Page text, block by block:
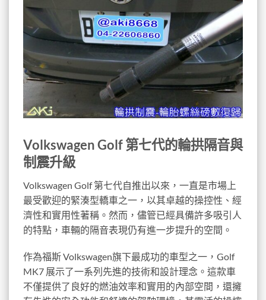
Volkswagen Golf 第七代的輪拱隔音與
制震升級
Volkswagen Golf 第七代自推出以來，一直是市場上
最受歡迎的緊湊型轎車之一，以其卓越的操控性、經
濟性和實用性著稱。然而，儘管已經具備許多吸引人
的特點，車輛的隔音表現仍有進一步提升的空間。
作為福斯 Volkswagen旗下最成功的車型之一，Golf
MK7 展示了一系列先進的技術和設計理念。這款車
不僅提供了良好的燃油效率和實用的內部空間，還擁